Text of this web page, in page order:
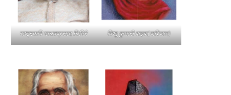
राष्ट्रकवि माधवप्रसाद घिमिरे विष्णु कुमारी वाइबा(पारिजात)